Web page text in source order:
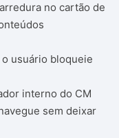
no cartão de
usuário bloqueie
interno do CM
sem deixar